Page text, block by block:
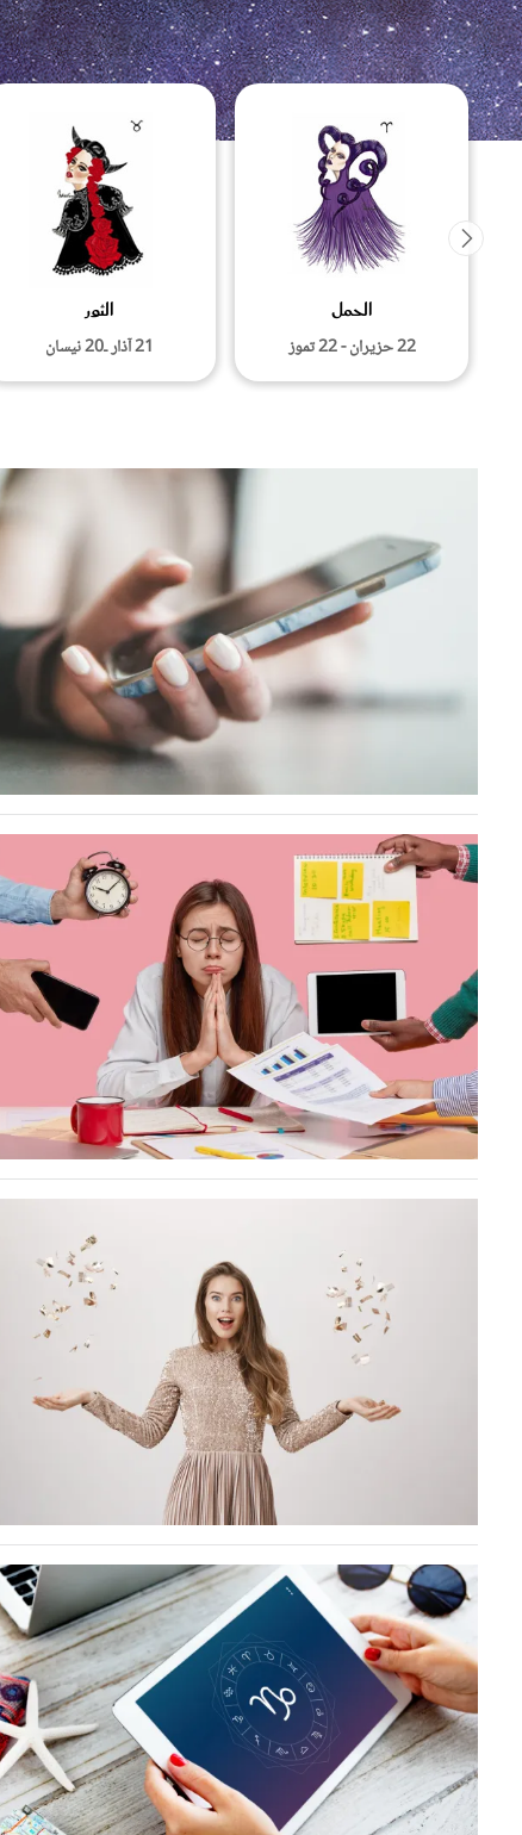
الحمل
الثور
قصص ملهمة
شباب وبنات
علاقات زوجية